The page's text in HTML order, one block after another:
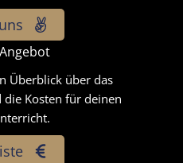
Überblick über das
die Kosten für deinen